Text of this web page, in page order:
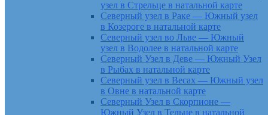
узел в Стрельце в натальной карте
Северный узел в Раке — Южный узел
в Козероге в натальной карте
Северный узел во Льве — Южный
узел в Водолее в натальной карте
Северный Узел в Деве — Южный Узел
в Рыбах в натальной карте
Северный узел в Весах — Южный узел
в Овне в натальной карте
Северный Узел в Скорпионе —
Южный Узел в Тельце в натальной